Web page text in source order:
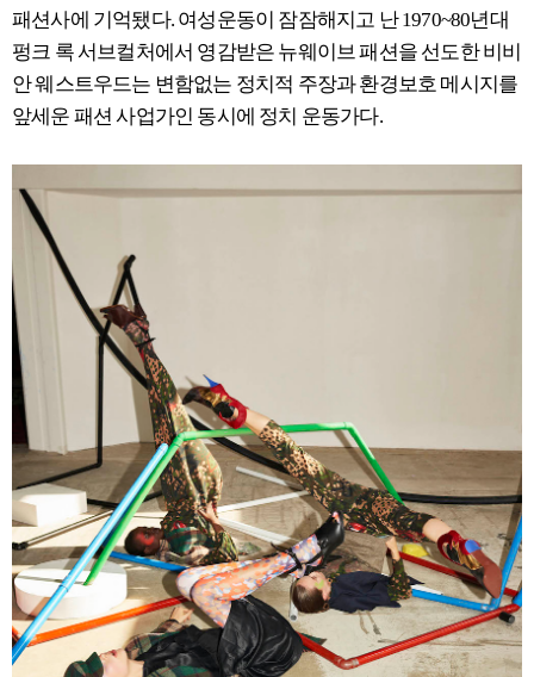
패션사에 기억됐다. 여성운동이 잠잠해지고 난 1970~80년대
펑크 록 서브컬처에서 영감받은 뉴웨이브 패션을 선도한 비비
안 웨스트우드는 변함없는 정치적 주장과 환경보호 메시지를
앞세운 패션 사업가인 동시에 정치 운동가다.